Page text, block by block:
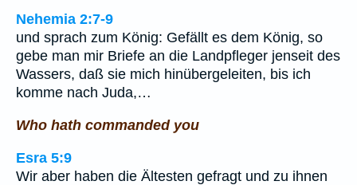
Nehemia 2:7-9
und sprach zum König: Gefällt es dem König, so
gebe man mir Briefe an die Landpfleger jenseit des
Wassers, daß sie mich hinübergeleiten, bis ich
komme nach Juda,…
Who hath commanded you
Esra 5:9
Wir aber haben die Ältesten gefragt und zu ihnen